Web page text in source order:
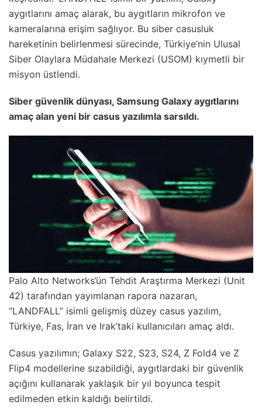
aygıtlarını amaç alarak, bu aygıtların mikrofon ve
kameralarına erişim sağlıyor. Bu siber casusluk
hareketinin belirlenmesi sürecinde, Türkiye’nin Ulusal
Siber Olaylara Müdahale Merkezi (USOM) kıymetli bir
misyon üstlendi.
Siber güvenlik dünyası, Samsung Galaxy aygıtlarını
amaç alan yeni bir casus yazılımla sarsıldı.
Palo Alto Networks’ün Tehdit Araştırma Merkezi (Unit
42) tarafından yayımlanan rapora nazaran,
“LANDFALL” isimli gelişmiş düzey casus yazılım,
Türkiye, Fas, İran ve Irak’taki kullanıcıları amaç aldı.
Casus yazılımın; Galaxy S22, S23, S24, Z Fold4 ve Z
Flip4 modellerine sızabildiği, aygıtlardaki bir güvenlik
açığını kullanarak yaklaşık bir yıl boyunca tespit
edilmeden etkin kaldığı belirtildi.